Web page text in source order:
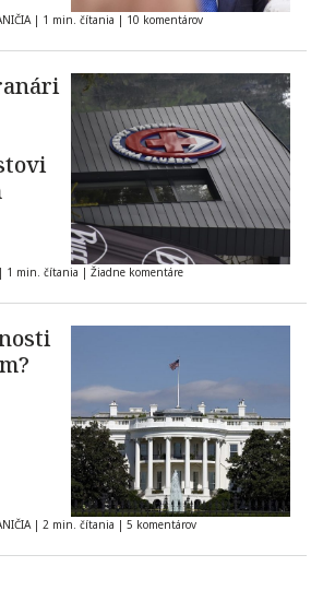
| 1 min. čítania | 10 komentárov
| 1 min. čítania | Žiadne komentáre
| 2 min. čítania | 5 komentárov